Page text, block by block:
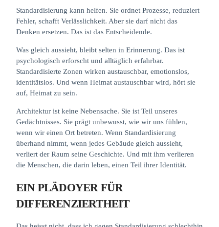
Standardisierung kann helfen. Sie ordnet Prozesse, reduziert
Fehler, schafft Verlässlichkeit. Aber sie darf nicht das
Denken ersetzen. Das ist das Entscheidende.
Was gleich aussieht, bleibt selten in Erinnerung. Das ist
psychologisch erforscht und alltäglich erfahrbar.
Standardisierte Zonen wirken austauschbar, emotionslos,
identitätslos. Und wenn Heimat austauschbar wird, hört sie
auf, Heimat zu sein.
Architektur ist keine Nebensache. Sie ist Teil unseres
Gedächtnisses. Sie prägt unbewusst, wie wir uns fühlen,
wenn wir einen Ort betreten. Wenn Standardisierung
überhand nimmt, wenn jedes Gebäude gleich aussieht,
verliert der Raum seine Geschichte. Und mit ihm verlieren
die Menschen, die darin leben, einen Teil ihrer Identität.
EIN PLÄDOYER FÜR
DIFFERENZIERTHEIT